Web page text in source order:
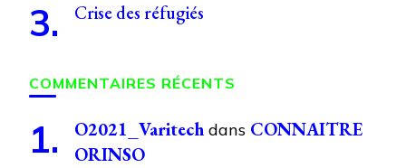
Crise des réfugiés
COMMENTAIRES RÉCENTS
O2021_Varitech dans CONNAITRE
ORINSO